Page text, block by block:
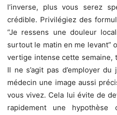
l’inverse, plus vous serez
crédible. Privilégiez des
“Je ressens une douleur
surtout le matin en me levant”
vertige intense cette semaine,
Il ne s’agit pas d’employer
médecin une image aussi
vous vivez. Cela lui évite de
rapidement une